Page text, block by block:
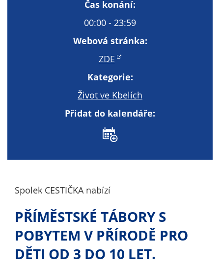
Čas konání:
00:00 - 23:59
Webová stránka:
ZDE
Kategorie:
Život ve Kbelích
Přidat do kalendáře:
Spolek CESTIČKA nabízí
PŘÍMĚSTSKÉ TÁBORY S
POBYTEM V PŘÍRODĚ PRO
DĚTI OD 3 DO 10 LET.
Technické
cookies jsou
webu a všech
funkcí, které
nabízí.
Nepožadujeme
cookies
nemohou být
individuálně
deaktivovány
nebo